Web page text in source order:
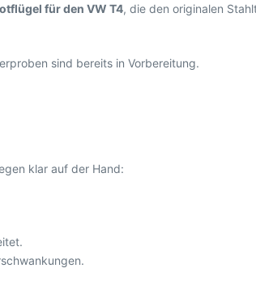
für den VW T4, die den originalen
sind bereits in Vorbereitung.
klar auf der Hand: